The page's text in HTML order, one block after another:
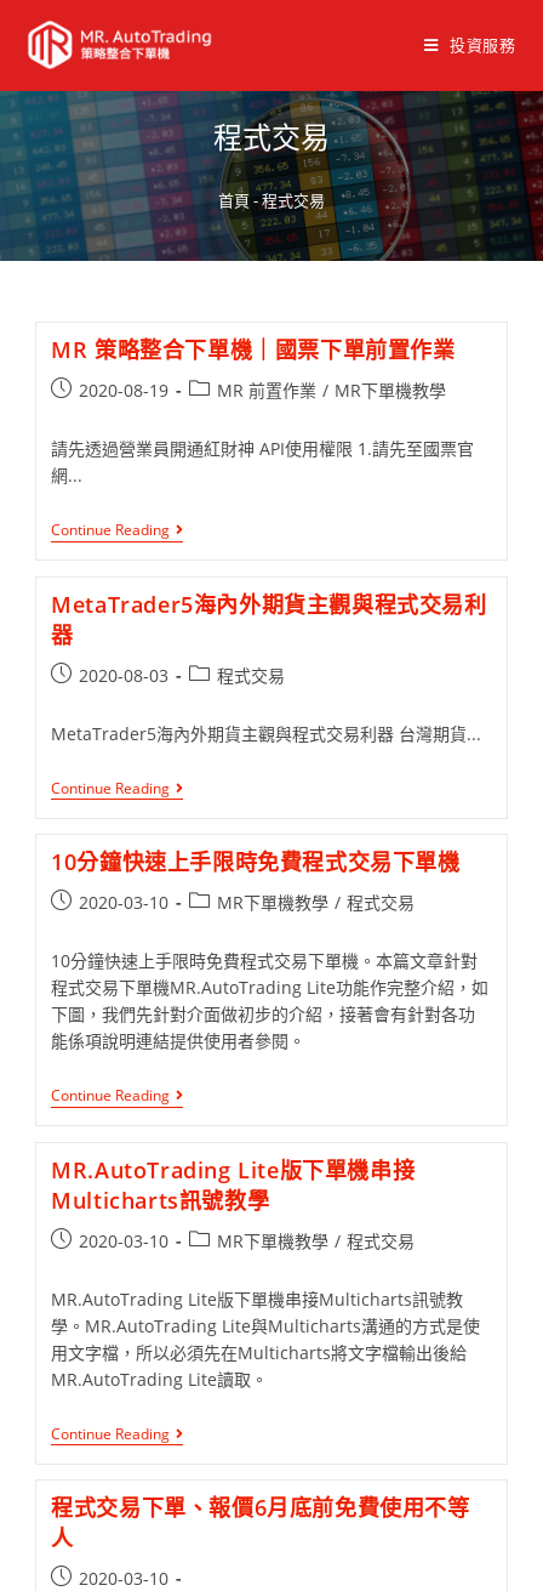
投資服務
程式交易
首頁-程式交易
MR 策略整合下單機｜國票下單前置作業
2020-08-19 MR 前置作業 / MR下單機教學
請先透過營業員開通紅財神 API使用權限 1.請先至國票官
網...
Continue Reading
MetaTrader5海內外期貨主觀與程式交易利
器
2020-08-03 程式交易
MetaTrader5海內外期貨主觀與程式交易利器 台灣期貨...
Continue Reading
10分鐘快速上手限時免費程式交易下單機
2020-03-10 MR下單機教學 / 程式交易
10分鐘快速上手限時免費程式交易下單機。本篇文章針對
程式交易下單機MR.AutoTrading Lite功能作完整介紹，如
下圖，我們先針對介面做初步的介紹，接著會有針對各功
能係項說明連結提供使用者參閱。
Continue Reading
MR.AutoTrading Lite版下單機串接
Multicharts訊號教學
2020-03-10 MR下單機教學 / 程式交易
MR.AutoTrading Lite版下單機串接Multicharts訊號教
學。MR.AutoTrading Lite與Multicharts溝通的方式是使
用文字檔，所以必須先在Multicharts將文字檔輸出後給
MR.AutoTrading Lite讀取。
Continue Reading
程式交易下單、報價6月底前免費使用不等
人
2020-03-10